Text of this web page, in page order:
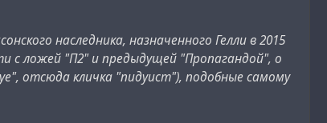
наследника, назначенного Гелли в 2015
с ложей "П2" и предыдущей "Пропагандой", о
отсюда кличка "пидуист"), подобные самому